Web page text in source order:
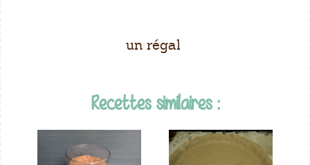
un régal
Recettes similaires :